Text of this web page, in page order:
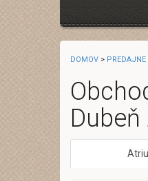
DOMOV > PREDAJNE